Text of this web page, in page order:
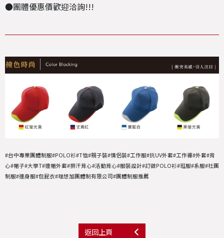
●團體優惠價歡迎洽詢!!!
#台中專業團體制服#POLO衫#T恤#親子裝#情侶裝#工作服#抗UV外套#工作褲#外套#背
心#帽子#大學T#連帽外套#排汗背心#活動背心#服裝設計#訂做POLO衫#班服#系服#社團
制服#連身服#包屁衣#理想加團體制有限公司#團體制服推薦
返回上頁